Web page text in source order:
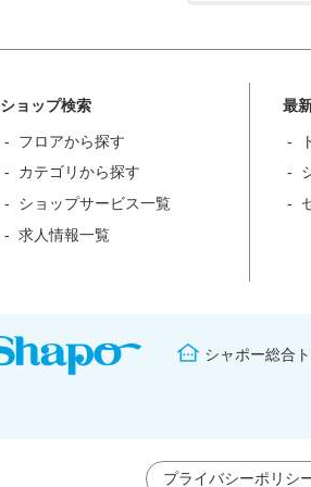
ショップ検索
フロアから探す
カテゴリから探す
ショップサービス一覧
求人情報一覧
最
シャポー総合
プライバシーポリシ